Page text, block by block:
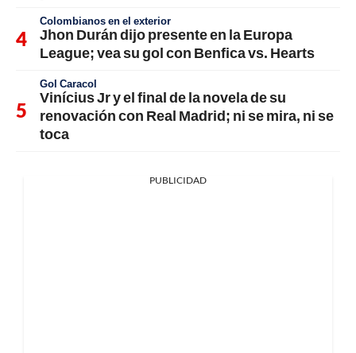
Colombianos en el exterior
Jhon Durán dijo presente en la Europa
League; vea su gol con Benfica vs. Hearts
Gol Caracol
Vinícius Jr y el final de la novela de su
renovación con Real Madrid; ni se mira, ni se
toca
PUBLICIDAD